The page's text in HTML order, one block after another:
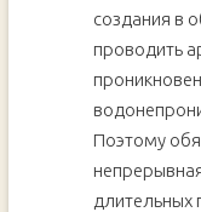
создания в
проводить
Поэтому
длительных